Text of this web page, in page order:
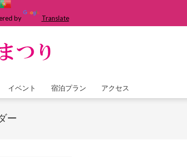
by Translate
イベント 宿泊プラン アクセス
ー